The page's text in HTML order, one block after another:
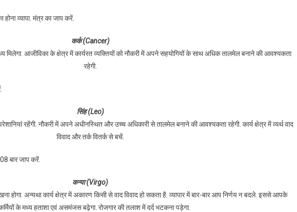
होना व्यापा. मंत्र का जाप करें.
कर्क (Cancer)
मिलेगा. आजीविका के क्षेत्र में कार्यरत व्यक्तियों को नौकरी में अपने सहयोगियों के साथ अधिक तालमेल बनाने की आवश्यकता
रहेगी.
सिंह (Leo)
रहेंगी. नौकरी में अपने अधीनस्थित और उच्च अधिकारी से तालमेल बनाने की आवश्यकता रहेगी. कार्य क्षेत्र में व्यर्थ वाद
विवाद और तर्क वितर्क से बचें.
बार जाप करें.
कन्या (Virgo)
अन्यथा कार्य क्षेत्र में अकारण किसी से वाद विवाद हो सकता है. व्यापार में बार-बार आप निर्णय न बदले. इससे आपके
के मध्य हताशा एवं असमंजस बढ़ेगा. रोजगार की तलाश में दर्द भटकना पड़ेगा.